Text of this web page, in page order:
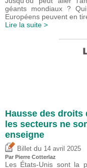
géants mondiaux ?
Européens peuvent en
Lire la suite >
Hausse des droits
les secteurs ne
enseigne
Billet du 14 avril 2025
Par Pierre Cotterlaz
Les États-Unis sont la